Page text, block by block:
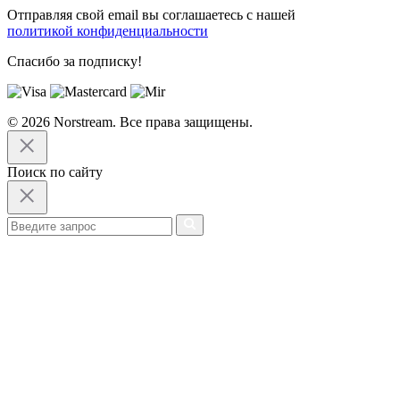
Отправляя свой email вы соглашаетесь с нашей
политикой конфиденциальности
Спасибо за подписку!
© 2026 Norstream. Все права защищены.
Поиск по сайту